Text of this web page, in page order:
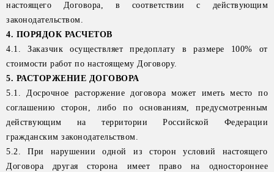
настоящего Договора, в соответствии с действующим
законодательством.
4. ПОРЯДОК РАСЧЕТОВ
4.1. Заказчик осуществляет предоплату в размере 100% от
стоимости работ по настоящему Договору.
5. РАСТОРЖЕНИЕ ДОГОВОРА
5.1. Досрочное расторжение договора может иметь место по
соглашению сторон, либо по основаниям, предусмотренным
действующим на территории Российской Федерации
гражданским законодательством.
5.2. При нарушении одной из сторон условий настоящего
Договора другая сторона имеет право на одностороннее